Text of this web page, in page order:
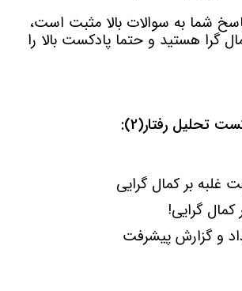
شما به سوالات بالا مثبت است،
گرا هستید و حتما پادکست بالا را
تحلیل رفتار(2):
کمال گرایی!
و گزارش پیشرفت